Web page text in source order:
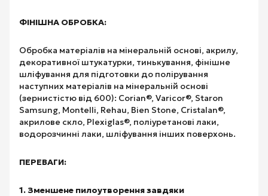
ФІНІШНА ОБРОБКА:
Обробка матеріалів на мінеральній основі, акрилу,
декоративної штукатурки, тинькування, фінішне
шліфування для підготовки до полірування
наступних матеріалів на мінеральній основі
(зернистістю від 600): Corian®, Varicor®, Staron
Samsung, Montelli, Rehau, Bien Stone, Cristalan®,
акрилове скло, Plexiglas®, поліуретанові лаки,
водорозчинні лаки, шліфування інших поверхонь.
ПЕРЕВАГИ:
1. Зменшене пилоутворення завдяки